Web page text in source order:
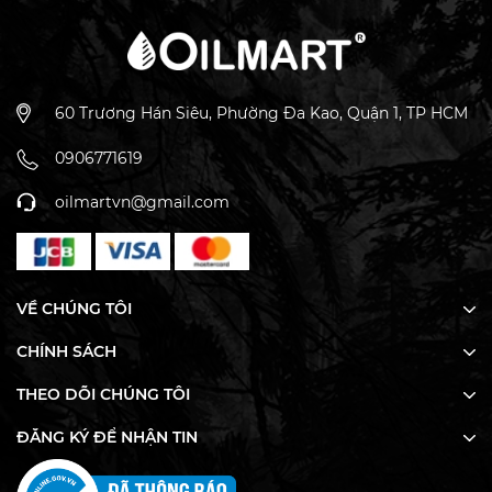
thể (trừ một số loại tinh dầu và dầu nền có chứng chỉ
dùng được cho riêng biệt da).
BẢO QUẢN:
- Bảo quản nơi khô ráo, thoáng khí.
- Tránh để tinh dầu gần nguồn nhiệt và tiếp xúc trực
tiếp với ánh sáng.
- Đậy nắp kỹ khi không sử dụng.
60 Trương Hán Siêu, Phường Đa Kao, Quận 1, TP HCM
0906771619
oilmartvn@gmail.com
VỀ CHÚNG TÔI
CHÍNH SÁCH
THEO DÕI CHÚNG TÔI
ĐĂNG KÝ ĐỂ NHẬN TIN